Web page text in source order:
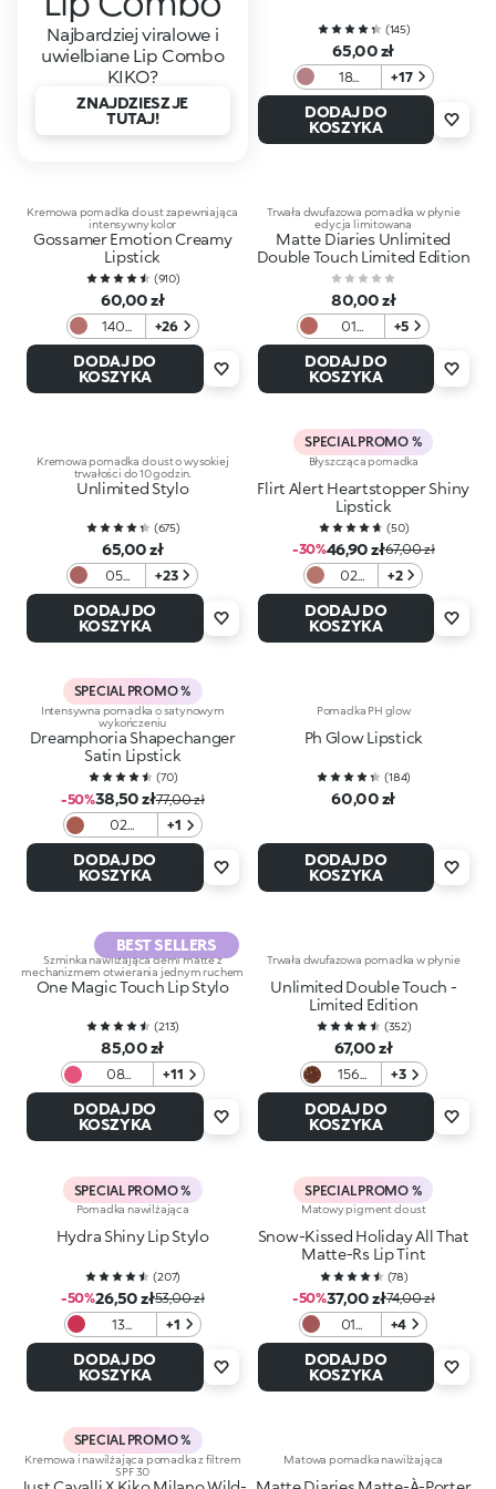
Najbardziej viralowe i
uwielbiane Lip Combo
KIKO?
ZNAJDZIESZ JE
TUTAJ!
(145)
65,00 zł
18
Haute
Couture
+17
DODAJ DO
KOSZYKA
Kremowa pomadka do ust zapewniająca
intensywny kolor
Gossamer Emotion Creamy
Lipstick
(910)
60,00 zł
140
Light
Mauve
+26
DODAJ DO
KOSZYKA
Trwała dwufazowa pomadka w płynie
edycja limitowana
Matte Diaries Unlimited
Double Touch Limited Edition
80,00 zł
01
Classic
Nude
Whisper
+5
DODAJ DO
KOSZYKA
Kremowa pomadka do ust o wysokiej
trwałości do 10 godzin.
Unlimited Stylo
(675)
65,00 zł
05
Light
Mauve
+23
DODAJ DO
KOSZYKA
SPECIAL PROMO %
Błyszcząca pomadka
Flirt Alert Heartstopper Shiny
Lipstick
(50)
-30%46,90 zł67,00 zł
02
Nut
About
U
+2
DODAJ DO
KOSZYKA
SPECIAL PROMO %
Intensywna pomadka o satynowym
wykończeniu
Dreamphoria Shapechanger
Satin Lipstick
(70)
-50%38,50 zł77,00 zł
02
Charmed
Rose
+1
DODAJ DO
KOSZYKA
Pomadka PH glow
Ph Glow Lipstick
(184)
60,00 zł
DODAJ DO
KOSZYKA
BEST SELLERS
Szminka nawilżająca demi matte z
mechanizmem otwierania jednym ruchem
One Magic Touch Lip Stylo
(213)
85,00 zł
08
Magenta
+11
DODAJ DO
KOSZYKA
Trwała dwufazowa pomadka w płynie
Unlimited Double Touch -
Limited Edition
(352)
67,00 zł
156
Dusk
Gleams
+3
DODAJ DO
KOSZYKA
SPECIAL PROMO %
Pomadka nawilżająca
Hydra Shiny Lip Stylo
(207)
-50%26,50 zł53,00 zł
13
Magenta
+1
DODAJ DO
KOSZYKA
SPECIAL PROMO %
Matowy pigment do ust
Snow-Kissed Holiday All That
Matte-Rs Lip Tint
(78)
-50%37,00 zł74,00 zł
01
Rose
Retreat
+4
DODAJ DO
KOSZYKA
SPECIAL PROMO %
Kremowa i nawilżająca pomadka z filtrem
SPF 30
Matowa pomadka nawilżająca